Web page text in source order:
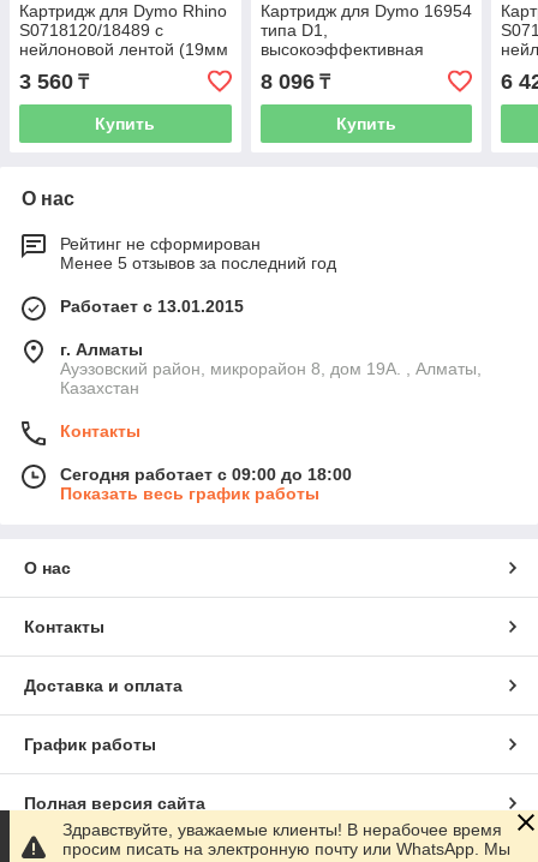
Картридж для Dymo Rhino
S0718120/18489 с
нейлоновой лентой (19мм
х 3.5м, черный на белом)
3 560 ₸
Купить
Картридж для Dymo 16954
типа D1,
высокоэффективная
гибкая с нейлоновой
лентой (19мм х 3.5м,
черный на белом)
8 096₸
Купить
6
О нас
Рейтинг не сформирован
Менее 5 отзывов за последний год
Работает с 13.01.2015
г. Алматы
Ауэзовский район, микрорайон 8, дом 19А. , Алматы,
Казахстан
Контакты
Сегодня работает с 09:00 до 18:00
Показать весь график работы
О нас
Контакты
Доставка и оплата
График работы
Полная версия сайта
Здравствуйте, уважаемые клиенты! В нерабочее время
просим писать на электронную почту или WhatsApp. Мы